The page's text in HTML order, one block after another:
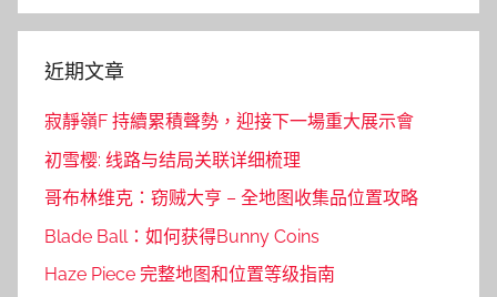
近期文章
寂靜嶺F 持續累積聲勢，迎接下一場重大展示會
初雪樱: 线路与结局关联详细梳理
哥布林维克：窃贼大亨 – 全地图收集品位置攻略
Blade Ball：如何获得Bunny Coins
Haze Piece 完整地图和位置等级指南